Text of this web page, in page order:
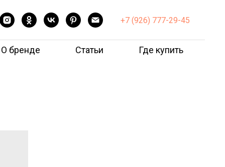
+7 (926) 777-29-45
О бренде Статьи Где купить